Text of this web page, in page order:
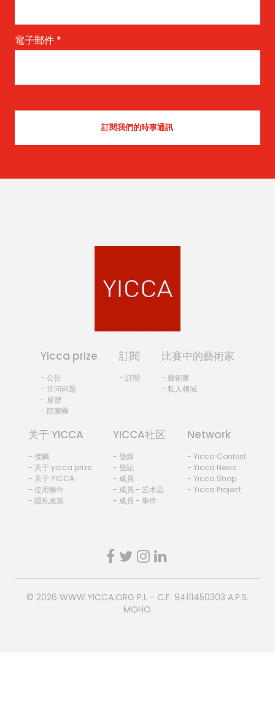
電子郵件 *
Yicca prize
- 公告
- 常问问题
- 展覽
- 陪審團
訂閱
- 訂閱
比賽中的藝術家
- 藝術家
- 私人领域
关于 YICCA
- 接觸
- 关于 yicca prize
- 关于 YICCA
- 使用條件
- 隱私政策
YICCA社区
- 登錄
- 登記
- 成員
- 成員 - 艺术品
- 成員 - 事件
Network
- Yicca Contest
- Yicca News
- Yicca Shop
- Yicca Project
© 2026 WWW.YICCA.ORG P.I. - C.F. 94111450303 A.P.S.
MOHO